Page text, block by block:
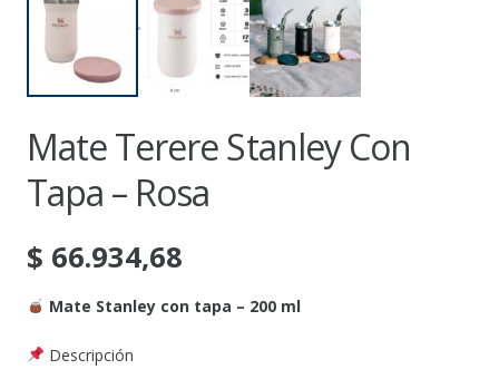
Mate Terere Stanley Con
Tapa – Rosa
$ 66.934,68
Mate Stanley con tapa – 200 ml
Descripción